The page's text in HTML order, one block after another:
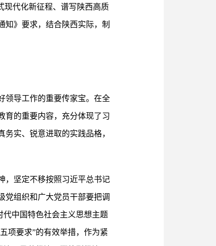
现代化新征程、谱写陕西高质
知》要求，结合陕西实际，制
领导工作的重要传家宝。在全
育的重要内容，充分体现了习
实、锐意进取的实践品格，
，坚定不移按照习近平总书记
党组织和广大党员干部要把调
代中国特色社会主义思想主题
项要求”的有效举措，作为紧